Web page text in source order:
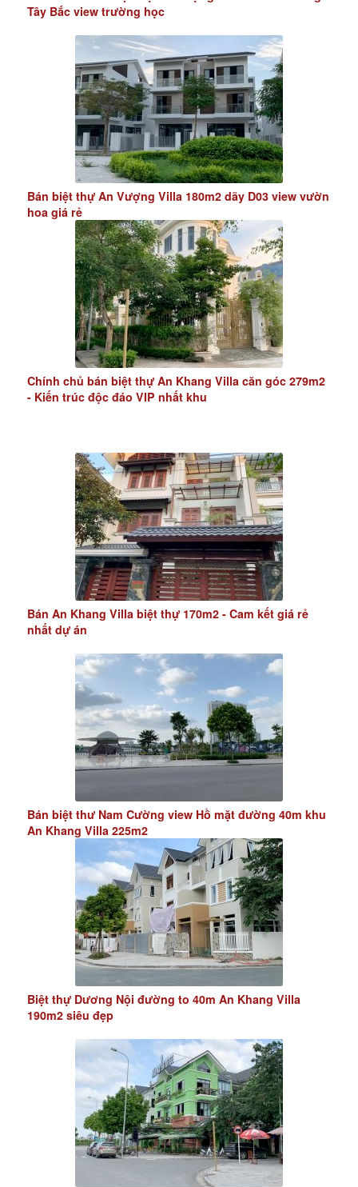
Tây Bắc view trường học
Bán biệt thự An Vượng Villa 180m2 dãy D03 view vườn
hoa giá rẻ
Chính chủ bán biệt thự An Khang Villa căn góc 279m2
- Kiến trúc độc đáo VIP nhất khu
Bán An Khang Villa biệt thự 170m2 - Cam kết giá rẻ
nhất dự án
Bán biệt thư Nam Cường view Hồ mặt đường 40m khu
An Khang Villa 225m2
Biệt thự Dương Nội đường to 40m An Khang Villa
190m2 siêu đẹp